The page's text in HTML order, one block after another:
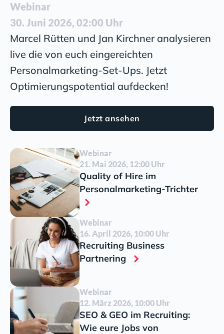
Webinar
30. Juni 2026, 02:00 Uhr
Marcel Rütten und Jan Kirchner analysieren
live die von euch eingereichten
Personalmarketing-Set-Ups. Jetzt
Optimierungspotential aufdecken!
Jetzt ansehen
Quality of Hire im
Personalmarketing-Trichter
Webinar
21. Mai 2026, 12:00 Uhr
Recruiting Business
Partnering
Webinar
16. April 2026, 10:00 Uhr
SEO & GEO im Recruiting:
Wie eure Jobs von
Webinar
12. März 2026, 10:00 Uhr